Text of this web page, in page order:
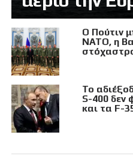
Ο Πούτιν
ΝΑΤΟ, η
Το
S-400 δεν
και τα F-